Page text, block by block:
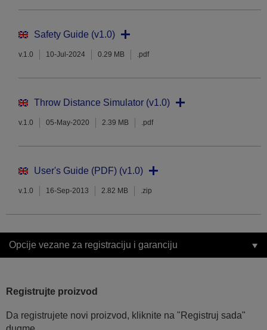
Safety Guide (v1.0)
v.1.0 10-Jul-2024 0.29 MB .pdf
Throw Distance Simulator (v1.0)
v.1.0 05-May-2020 2.39 MB .pdf
User's Guide (PDF) (v1.0)
v.1.0 16-Sep-2013 2.82 MB .zip
Opcije vezane za registraciju i garanciju
Registrujte proizvod
Da registrujete novi proizvod, kliknite na "Registruj sada"